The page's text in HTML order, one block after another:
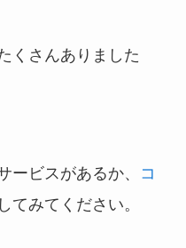
くさんありました
ービスがあるか、
コ
てみてください。